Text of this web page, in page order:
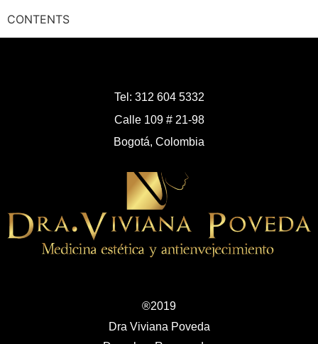
CONTENTS
®2019
Dra Viviana Poveda
Tel: 312 604 5332
Calle 109 # 21-98
Bogotá, Colombia